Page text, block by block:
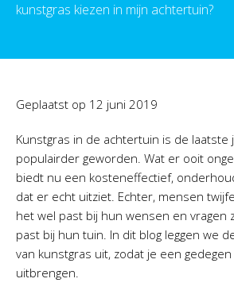
kunstgras kiezen in mijn achtertuin?
Geplaatst op 12 juni 2019
Kunstgras in de achtertuin is de laatste
populairder geworden. Wat er ooit
biedt nu een kosteneffectief,
dat er echt uitziet. Echter, mensen
het wel past bij hun wensen en vragen
past bij hun tuin. In dit blog leggen we
van kunstgras uit, zodat je een
uitbrengen.